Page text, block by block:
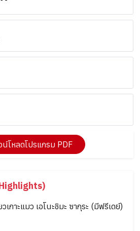
น์โหลดโปรแกรม PDF
กาะแมว เอโนะชิมะ ซากุระ (มีฟรีเดย์)